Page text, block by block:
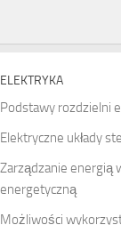
ELEKTRYKA
Podstawy rozdzielni
Elektryczne układy
Zarządzanie energią
energetyczną
Możliwości